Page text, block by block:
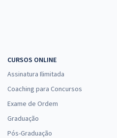
CURSOS ONLINE
Assinatura Ilimitada
Coaching para Concursos
Exame de Ordem
Graduação
Pós-Graduação